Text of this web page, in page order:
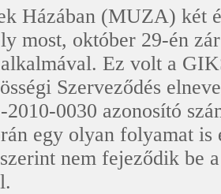
Házában (MUZA) két
most, október 29-én
Ez volt a
Szerveződés
0030 azonosító
egy olyan folyamat
nem fejeződik be